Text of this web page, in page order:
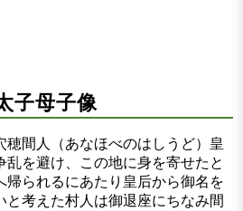
子母子像
穂間人（あなほべのはしうど）皇
乱を避け、この地に身を寄せたと
帰られるにあたり皇后から御名を
と考えた村人は御退座にちなみ間